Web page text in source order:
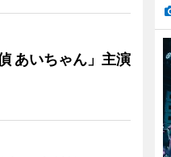
あいちゃん」主演